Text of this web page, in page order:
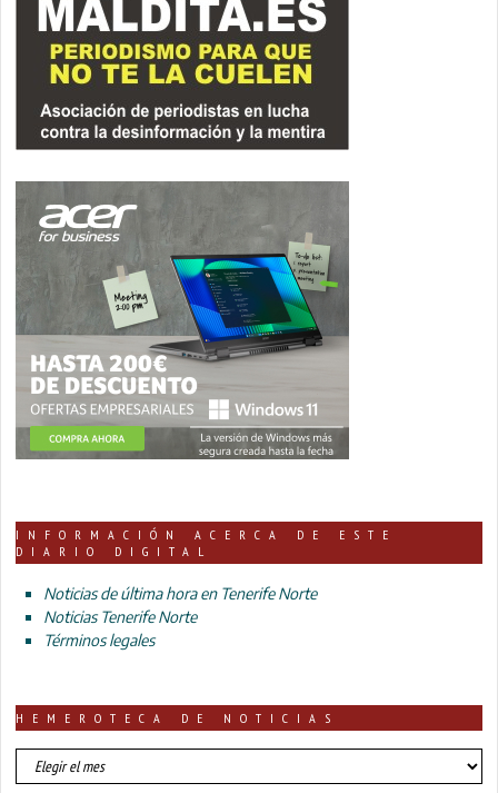
INFORMACIÓN ACERCA DE ESTE
DIARIO DIGITAL
Noticias de última hora en Tenerife Norte
Noticias Tenerife Norte
Términos legales
HEMEROTECA DE NOTICIAS
HEMEROTECA
DE